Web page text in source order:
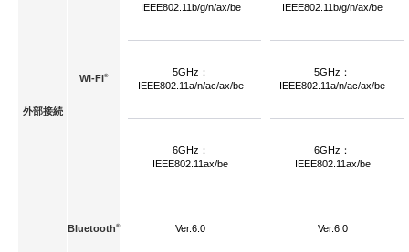
外部接続
Wi-Fi®
IEEE802.11b/g/n/ax/be
IEEE802.11b/g/n/ax/be
5GHz：
IEEE802.11a/n/ac/ax/be
5GHz：
IEEE802.11a/n/ac/ax/be
6GHz：
IEEE802.11ax/be
6GHz：
IEEE802.11ax/be
Bluetooth® Ver.6.0 Ver.6.0